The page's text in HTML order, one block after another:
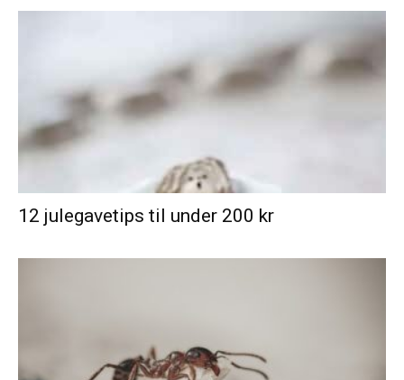
12 julegavetips til under 200 kr